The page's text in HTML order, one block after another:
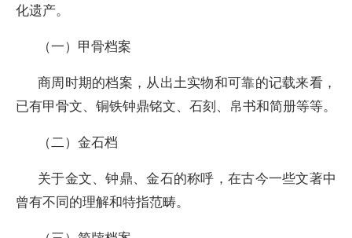
化遗产。
（一）甲骨档案
商周时期的档案，从出土实物和可靠的记载来看，
已有甲骨文、铜铁钟鼎铭文、石刻、帛书和简册等等。
（二）金石档
关于金文、钟鼎、金石的称呼，在古今一些文著中
曾有不同的理解和特指范畴。